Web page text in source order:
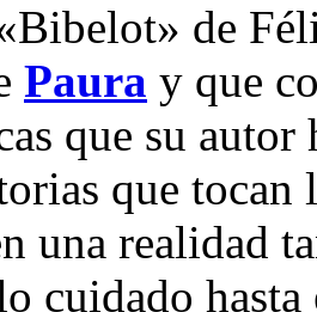
de
Paura y que
que su
que tocan
una realidad
cuidado